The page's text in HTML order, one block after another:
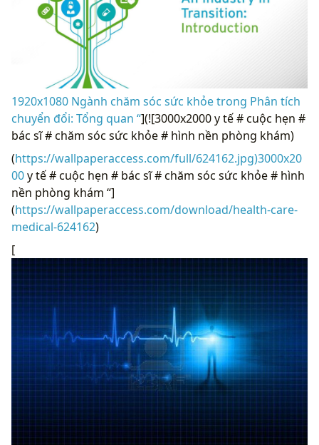
1920x1080 Ngành chăm sóc sức khỏe trong Phân tích
chuyển đổi: Tổng quan “](![3000x2000 y tế # cuộc hẹn #
bác sĩ # chăm sóc sức khỏe # hình nền phòng khám)
(https://wallpaperaccess.com/full/624162.jpg)3000x20
00y tế # cuộc hẹn # bác sĩ # chăm sóc sức khỏe # hình
nền phòng khám “]
(https://wallpaperaccess.com/download/health-care-
medical-624162)
[